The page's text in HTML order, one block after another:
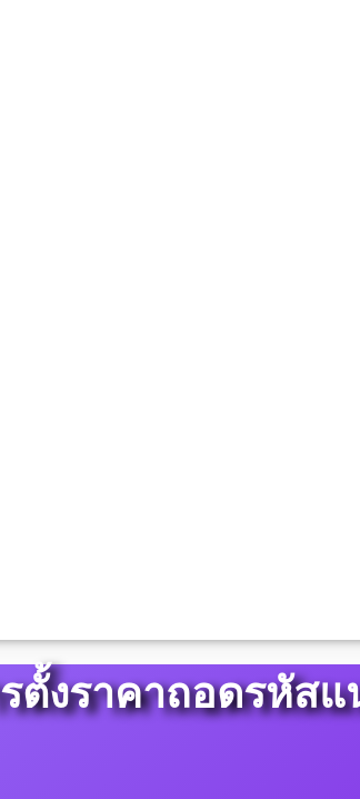
ตั้งราคาถอดรหัส